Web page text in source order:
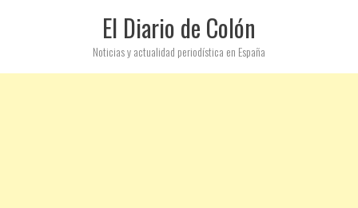
El Diario de Colón
Noticias y actualidad periodística en España